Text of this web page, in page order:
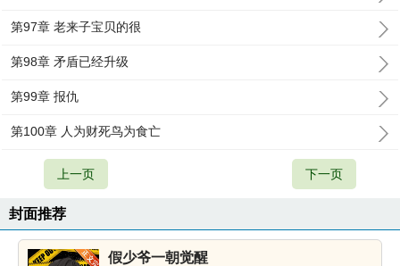
第97章 老来子宝贝的很
第98章 矛盾已经升级
第99章 报仇
第100章 人为财死鸟为食亡
上一页 下一页
封面推荐
假少爷一朝觉醒